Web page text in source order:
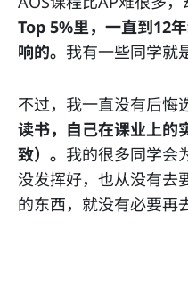
Top 5%里，一直到12
响的。 我有一些同学就
不过，我一直没有后悔
读书，自己在课业上的
致） 。 我的很多同学会
没发挥好，也从没有去
的东西，就没有必要再